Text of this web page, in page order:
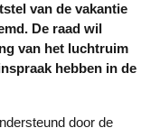
van de vakantie
De raad wil
van het luchtruim
hebben in de